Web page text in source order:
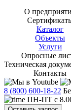
О
Каталог
Объекты
Услуги
Опросные
Техническая
Контакты
8 (800) 600-18-22
ПН-ПТ с